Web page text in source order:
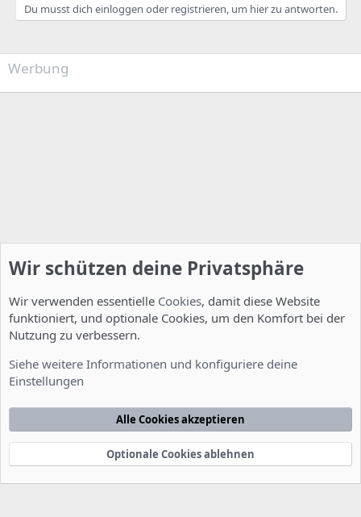
Du musst dich einloggen oder registrieren, um hier zu antworten.
Werbung
Nutzungsbedingungen Datenschutzerklärung
Startseite
e
Community platform by XenForo® © 2010-2022 XenForo Ltd.
xenDach©2010-2014
Wir schützen deine Privatsphäre
Wir verwenden essentielle Cookies, damit diese Website
funktioniert, und optionale Cookies, um den Komfort bei der
Nutzung zu verbessern.
Siehe weitere Informationen und konfiguriere deine
Einstellungen
Alle Cookies akzeptieren
Optionale Cookies ablehnen